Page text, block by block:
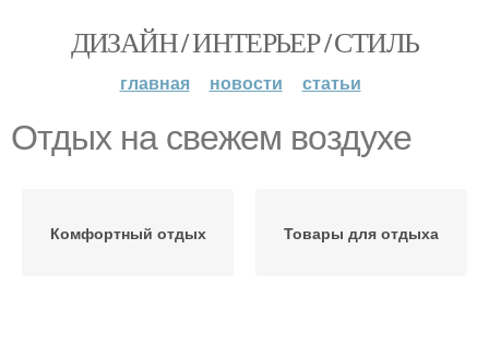
ДИЗАЙН / ИНТЕРЬЕР / СТИЛЬ
главная новости статьи
Отдых на свежем воздухе
Комфортный отдых Товары для отдыха